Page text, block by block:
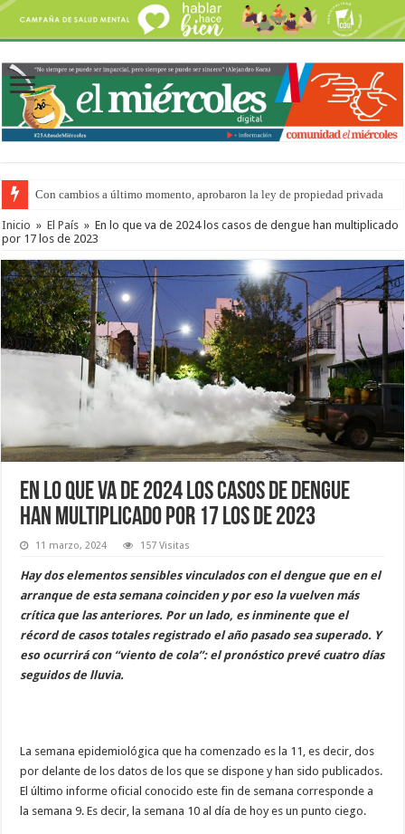
Con cambios a último momento, aprobaron la ley de propiedad privada
Del viernes 7 al domingo 9 de agosto: la agenda ¿A dónde ir? para este
Inicio » El País » En lo que va de 2024 los casos de dengue han multiplicado
por 17 los de 2023
En lo que va de 2024 los casos de dengue
han multiplicado por 17 los de 2023
11 marzo, 2024 157 Visitas
Hay dos elementos sensibles vinculados con el dengue que en el
arranque de esta semana coinciden y por eso la vuelven más
crítica que las anteriores. Por un lado, es inminente que el
récord de casos totales registrado el año pasado sea superado. Y
eso ocurrirá con “viento de cola”: el pronóstico prevé cuatro días
seguidos de lluvia.
La semana epidemiológica que ha comenzado es la 11, es decir, dos
por delante de los datos de los que se dispone y han sido publicados.
El último informe oficial conocido este fin de semana corresponde a
la semana 9. Es decir, la semana 10 al día de hoy es un punto ciego.